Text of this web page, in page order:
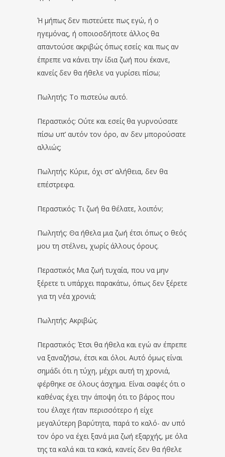
Ή μήπως δεν πιστεύετε πως εγώ, ή ο
ηγεμόνας, ή οποιοσδήποτε άλλος θα
απαντούσε ακριβώς όπως εσείς· και πως αν
έπρεπε να κάνει την ίδια ζωή που έκανε,
κανείς δεν θα ήθελε να γυρίσει πίσω;
Πωλητής: Το πιστεύω αυτό.
Περαστικός: Ούτε και εσείς θα γυρνούσατε
πίσω υπ’ αυτόν τον όρο, αν δεν μπορούσατε
αλλιώς;
Πωλητής: Κύριε, όχι στ’ αλήθεια, δεν θα
επέστρεφα.
Περαστικός: Τι ζωή θα θέλατε, λοιπόν;
Πωλητής: Θα ήθελα μια ζωή έτσι όπως ο θεός
μου τη στέλνει, χωρίς άλλους όρους.
Περαστικός Μια ζωή τυχαία, που να μην
ξέρετε τι υπάρχει παρακάτω, όπως δεν ξέρετε
για τη νέα χρονιά;
Πωλητής: Ακριβώς.
Περαστικός: Έτσι θα ήθελα και εγώ αν έπρεπε
να ξαναζήσω, έτσι και όλοι. Αυτό όμως είναι
σημάδι ότι η τύχη, μέχρι αυτή τη χρονιά,
φέρθηκε σε όλους άσχημα. Είναι σαφές ότι ο
καθένας έχει την άποψη ότι το βάρος που
του έλαχε ήταν περισσότερο ή είχε
μεγαλύτερη βαρύτητα, παρά το καλό- αν υπό
τον όρο να έχει ξανά μια ζωή εξαρχής, με όλα
της τα καλά και τα κακά, κανείς δεν θα ήθελε